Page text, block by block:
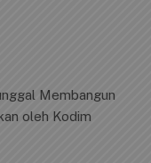
Membangun
oleh Kodim